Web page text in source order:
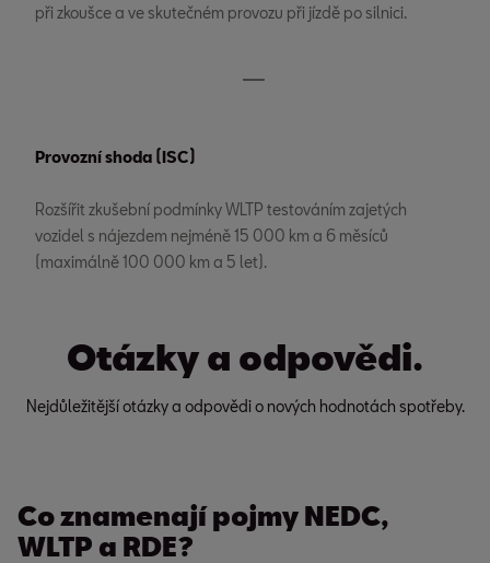
při zkoušce a ve skutečném provozu při jízdě po silnici.
Provozní shoda (ISC)
Rozšířit zkušební podmínky WLTP testováním zajetých
vozidel s nájezdem nejméně 15 000 km a 6 měsíců
(maximálně 100 000 km a 5 let).
Otázky a odpovědi.
Nejdůležitější otázky a odpovědi o nových hodnotách spotřeby.
Co znamenají pojmy NEDC,
WLTP a RDE?